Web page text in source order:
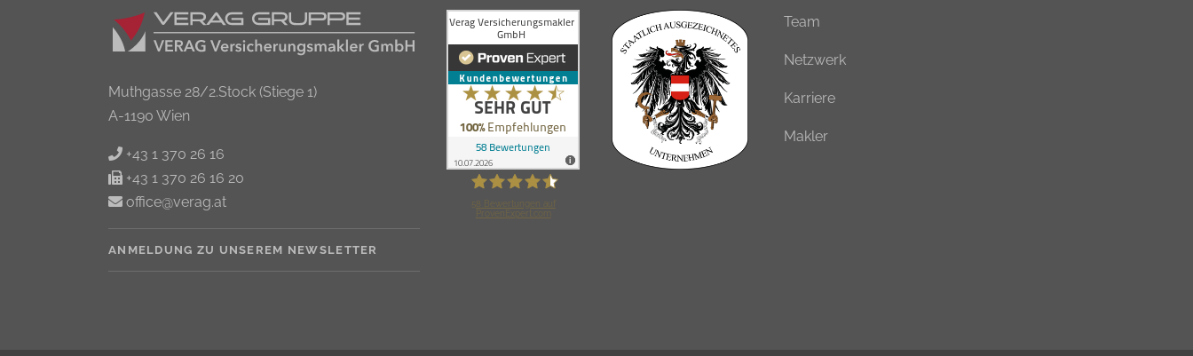
Muthgasse 28/2.Stock (Stiege 1)
A-1190 Wien
+43 1 370 26 16
+43 1 370 26 16 20
office@verag.at
ANMELDUNG ZU UNSEREM NEWSLETTER
Bewertungen auf
ProvenExpert.com
Team
Netzwerk
Karriere
Makler